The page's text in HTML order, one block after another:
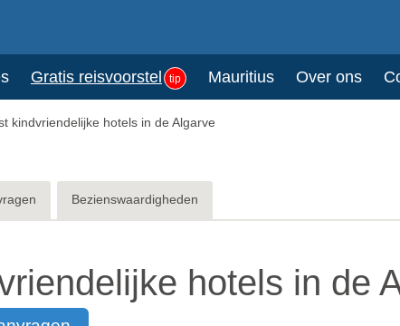
Gratis reisvoorstel tip Mauritius Over ons
kindvriendelijke hotels in de Algarve
Bezienswaardigheden
hotels in de